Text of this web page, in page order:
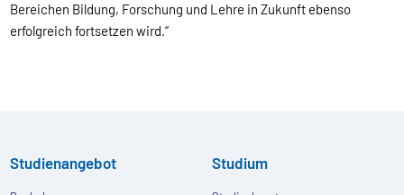
Bereichen Bildung, Forschung und Lehre in Zukunft ebenso
erfolgreich fortsetzen wird.“
Studienangebot Studium